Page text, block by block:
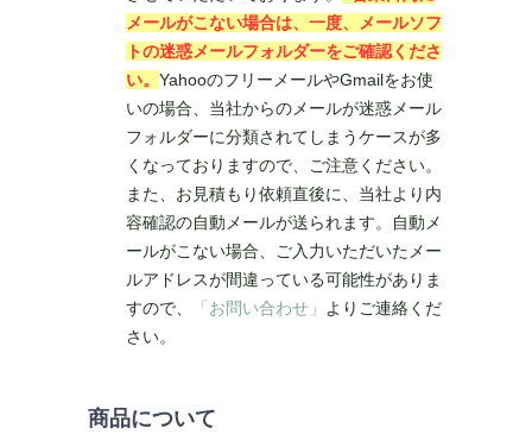
メールがこない場合は、一度、メールソフ
トの迷惑メールフォルダーをご確認くださ
い。 YahooのフリーメールやGmailをお使
いの場合、当社からのメールが迷惑メール
フォルダーに分類されてしまうケースが多
くなっておりますので、ご注意ください。
また、お見積もり依頼直後に、当社より内
容確認の自動メールが送られます。自動メ
ールがこない場合、ご入力いただいたメー
ルアドレスが間違っている可能性がありま
すので、
「お問い合わせ」
よりご連絡くだ
さい。
商品について